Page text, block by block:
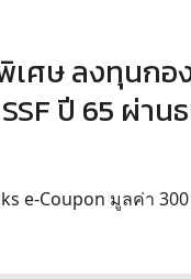
เศษ ลงทุนกอ
ปี 65 ผ่าน
e-Coupon มูลค่า